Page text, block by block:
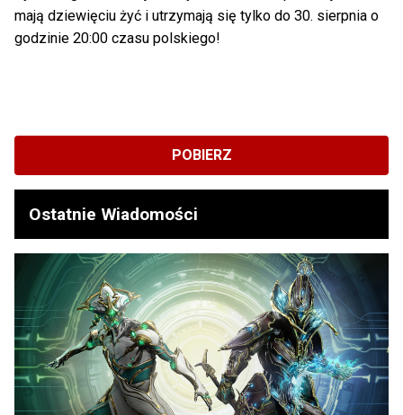
mają dziewięciu żyć i utrzymają się tylko do 30. sierpnia o
godzinie 20:00 czasu polskiego!
POBIERZ
Ostatnie Wiadomości